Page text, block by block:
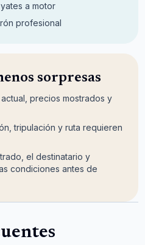
a motor
profesional
sorpresas
precios mostrados y
tripulación y ruta requieren
el destinatario y
condiciones antes de